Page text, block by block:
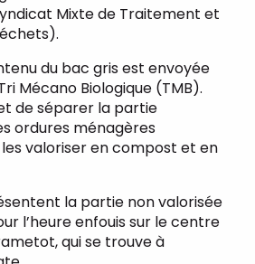
Mixte de Traitement et
du bac gris est envoyée
Mécano Biologique (TMB).
de séparer la partie
ordures ménagères
valoriser en compost et en
la partie non valorisée
l’heure enfouis sur le centre
qui se trouve à